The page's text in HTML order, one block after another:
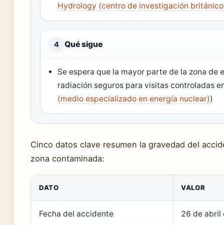
Hydrology (centro de investigación
4 Qué sigue
Se espera que la mayor parte de la zona de
radiación seguros para visitas controladas
(medio especializado en energía nuclear))
Cinco datos clave resumen la gravedad del
zona contaminada:
DATO VALOR
Fecha del accidente 26 de abril